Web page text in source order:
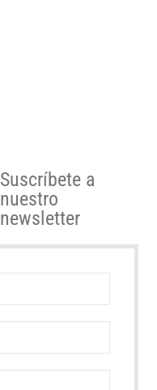
Suscríbete a
nuestro
newsletter